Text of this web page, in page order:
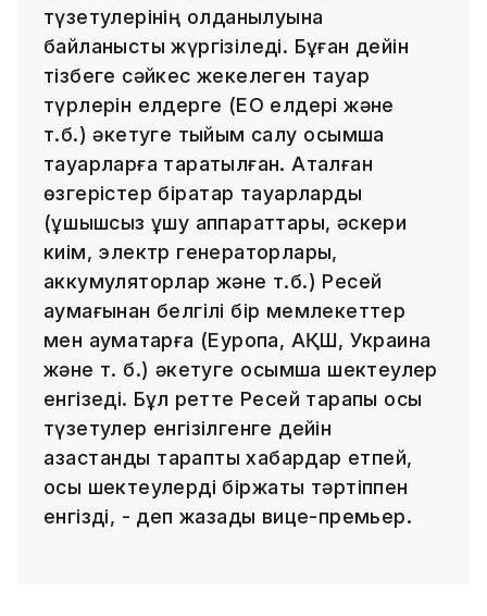
түзетулерінің қолданылуына
байланысты жүргізіледі. Бұған дейін
тізбеге сәйкес жекелеген тауар
түрлерін елдерге (ЕО елдері және
т.б.) әкетуге тыйым салу қосымша
тауарларға таратылған. Аталған
өзгерістер бірқатар тауарларды
(ұшқышсыз ұшу аппараттары, әскери
киім, электр генераторлары,
аккумуляторлар және т.б.) Ресей
аумағынан белгілі бір мемлекеттер
мен аумақтарға (Еуропа, АҚШ, Украина
және т. б.) әкетуге қосымша шектеулер
енгізеді. Бұл ретте Ресей тарапы осы
түзетулер енгізілгенге дейін
қазақстандық тарапты хабардар етпей,
осы шектеулерді біржақты тәртіппен
енгізді, - деп жазады вице-премьер.